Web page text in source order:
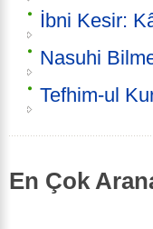
İbni Kesir:
Nasuhi
Tefhim-ul
En Çok